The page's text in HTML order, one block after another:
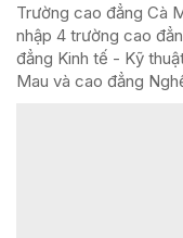
Trường cao đẳng Cà
nhập 4 trường cao
đẳng Kinh tế - Kỹ
Mau và cao đẳng